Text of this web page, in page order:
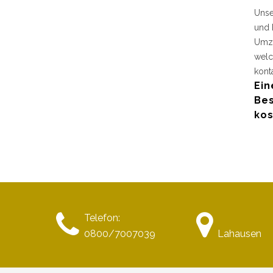
und
Telefon:
0800/7007039
Lahausen